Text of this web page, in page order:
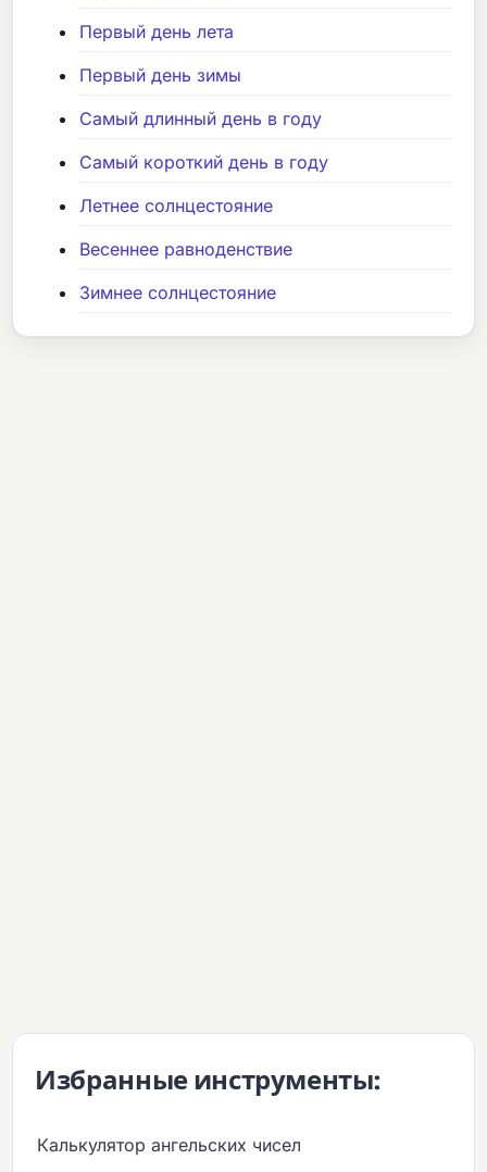
Первый день лета
Первый день зимы
Самый длинный день в году
Самый короткий день в году
Летнее солнцестояние
Весеннее равноденствие
Зимнее солнцестояние
Избранные инструменты:
Калькулятор ангельских чисел